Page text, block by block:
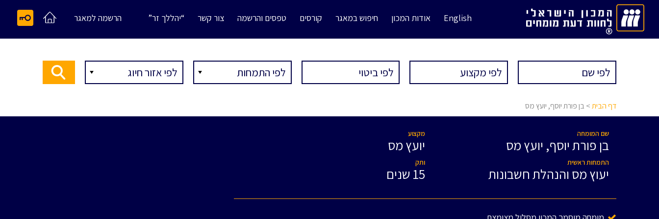
English אודות המכון חיפוש במאגר קורסים טפסים והרשמה צור קשר “יהללך זר” הרשמה למאגר
דף הבית> בן פורת יוסף, יועץ מס
שם המומחה
בן פורת יוסף, יועץ מס
התמחות ראשית
יעוץ מס והנהלת חשבונות
מקצוע
יועץ מס
ותק
15 שנים